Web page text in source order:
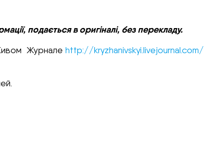
подається в оригіналі, без перекладу.
Журнале http://kryzhanivskyi.livejournal.com/